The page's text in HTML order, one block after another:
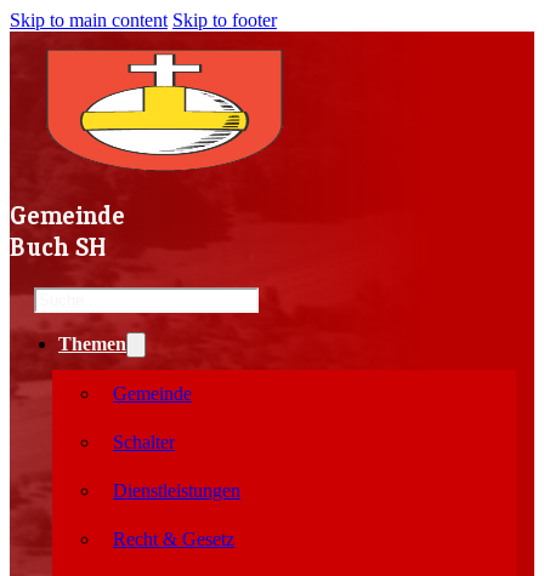
Skip to main content Skip to footer
Gemeinde
Buch SH
Search
Themen
Gemeinde
Schalter
Dienstleistungen
Recht & Gesetz